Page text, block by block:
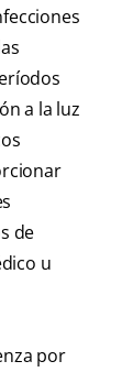
a la luz
de
u
por